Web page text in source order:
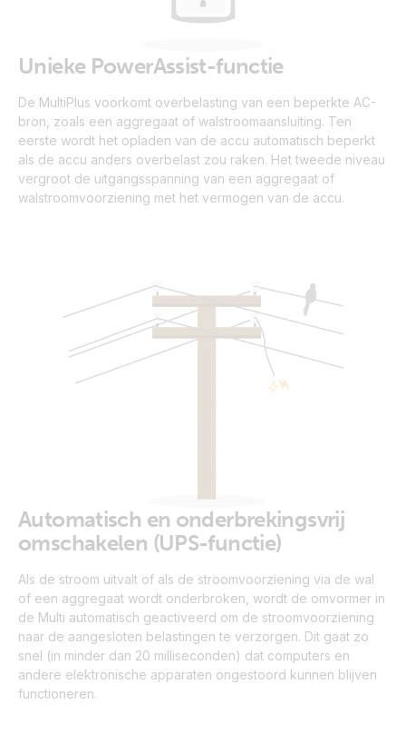
Unieke PowerAssist-functie
De MultiPlus voorkomt overbelasting van een beperkte AC-
bron, zoals een aggregaat of walstroomaansluiting. Ten
eerste wordt het opladen van de accu automatisch beperkt
als de accu anders overbelast zou raken. Het tweede niveau
vergroot de uitgangsspanning van een aggregaat of
walstroomvoorziening met het vermogen van de accu.
Automatisch en onderbrekingsvrij
omschakelen (UPS-functie)
Als de stroom uitvalt of als de stroomvoorziening via de wal
of een aggregaat wordt onderbroken, wordt de omvormer in
de Multi automatisch geactiveerd om de stroomvoorziening
naar de aangesloten belastingen te verzorgen. Dit gaat zo
snel (in minder dan 20 milliseconden) dat computers en
andere elektronische apparaten ongestoord kunnen blijven
functioneren.